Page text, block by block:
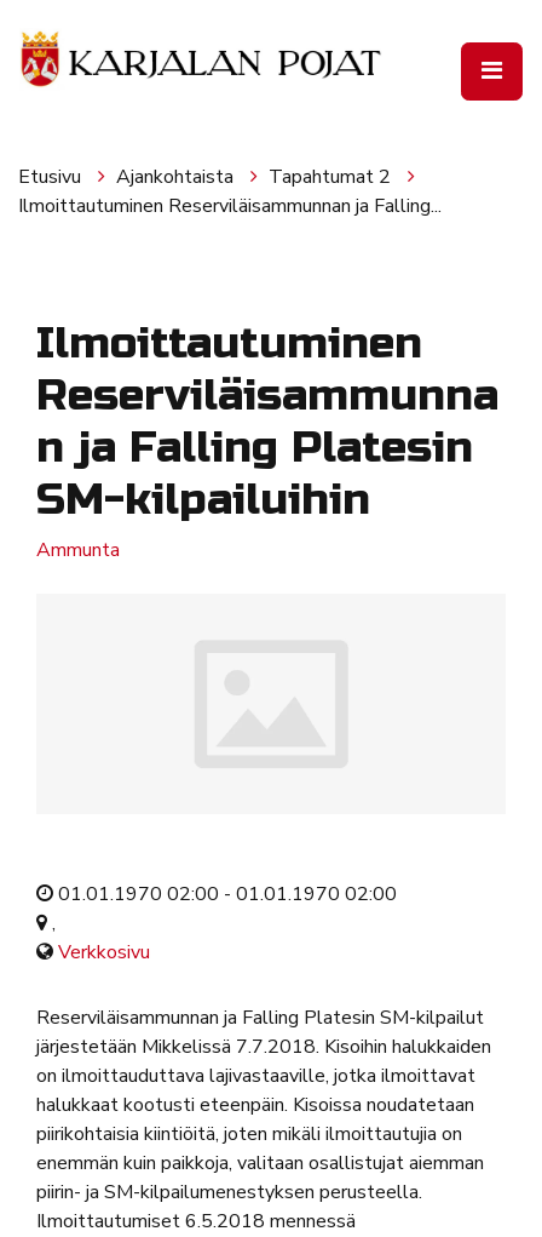
Etusivu Ajankohtaista
Tapahtumat 2
Ilmoittautuminen Reserviläisammunnan ja Falling...
Ilmoittautuminen
Reserviläisammunna
n ja Falling Platesin
SM-kilpailuihin
Ammunta
01.01.1970 02:00 - 01.01.1970 02:00
,
Verkkosivu
Reserviläisammunnan ja Falling Platesin SM-kilpailut
järjestetään Mikkelissä 7.7.2018. Kisoihin halukkaiden
on ilmoittauduttava lajivastaaville, jotka ilmoittavat
halukkaat kootusti eteenpäin. Kisoissa noudatetaan
piirikohtaisia kiintiöitä, joten mikäli ilmoittautujia on
enemmän kuin paikkoja, valitaan osallistujat aiemman
piirin- ja SM-kilpailumenestyksen perusteella.
Ilmoittautumiset 6.5.2018 mennessä